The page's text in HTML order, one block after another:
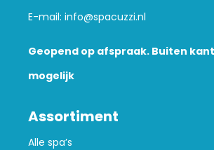
E-mail: info@spacuzzi.nl
Geopend op afspraak. Buiten
mogelijk
Assortiment
Alle spa’s